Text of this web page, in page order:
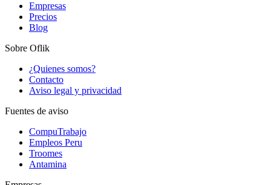
Empresas
Precios
Blog
Sobre Oflik
¿Quienes somos?
Contacto
Aviso legal y privacidad
Fuentes de aviso
CompuTrabajo
Empleos Peru
Troomes
Antamina